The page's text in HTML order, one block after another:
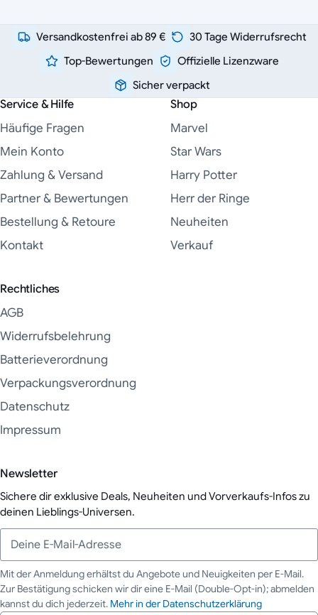
Versandkostenfrei ab 89 €
30 Tage Widerrufsrecht
Top-Bewertungen
Offizielle Lizenzware
Sicher verpackt
Service & Hilfe
Häufige Fragen
Mein Konto
Zahlung & Versand
Partner & Bewertungen
Bestellung & Retoure
Kontakt
Shop
Marvel
Star Wars
Harry Potter
Herr der Ringe
Neuheiten
Verkauf
Rechtliches
AGB
Widerrufsbelehrung
Batterieverordnung
Verpackungsverordnung
Datenschutz
Impressum
Newsletter
Sichere dir exklusive Deals, Neuheiten und Vorverkaufs-Infos zu
deinen Lieblings-Universen.
Deine E-Mail-Adresse
Mit der Anmeldung erhältst du Angebote und Neuigkeiten per E-Mail.
Zur Bestätigung schicken wir dir eine E-Mail (Double-Opt-in); abmelden
kannst du dich jederzeit. Mehr in der Datenschutzerklärung